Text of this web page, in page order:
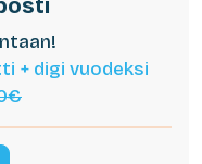
+ digi vuodeksi